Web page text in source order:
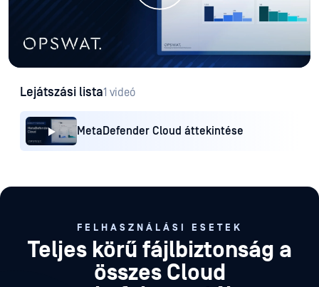
Lejátszási lista1 videó
MetaDefender Cloud áttekintése
FELHASZNÁLÁSI ESETEK
Teljes körű fájlbiztonság a
összes Cloud